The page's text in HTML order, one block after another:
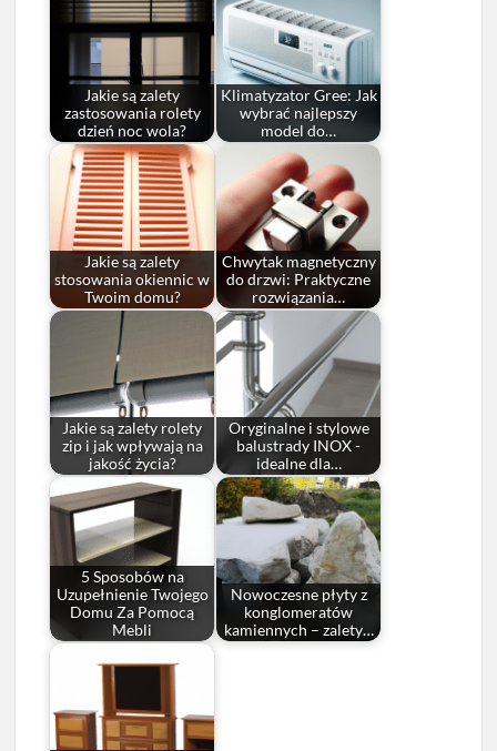
Jakie są zalety
zastosowania rolety
dzień noc wola?
Klimatyzator Gree: Jak
wybrać najlepszy
model do…
Jakie są zalety
stosowania okiennic w
Twoim domu?
Chwytak magnetyczny
do drzwi: Praktyczne
rozwiązania…
Jakie są zalety rolety
zip i jak wpływają na
jakość życia?
Oryginalne i stylowe
balustrady INOX -
idealne dla…
5 Sposobów na
Uzupełnienie Twojego
Domu Za Pomocą
Mebli
Nowoczesne płyty z
konglomeratów
kamiennych – zalety…